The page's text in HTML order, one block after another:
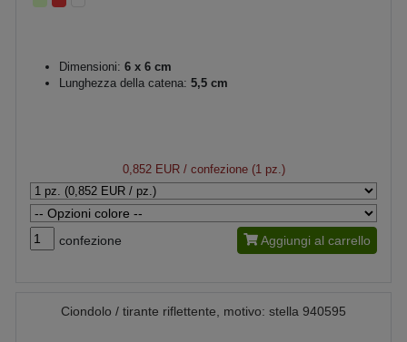
Dimensioni: 6 x 6 cm
Lunghezza della catena: 5,5 cm
0,852 EUR/ confezione (1 pz.)
confezione Aggiungi al carrello
Ciondolo / tirante riflettente, motivo: stella 940595